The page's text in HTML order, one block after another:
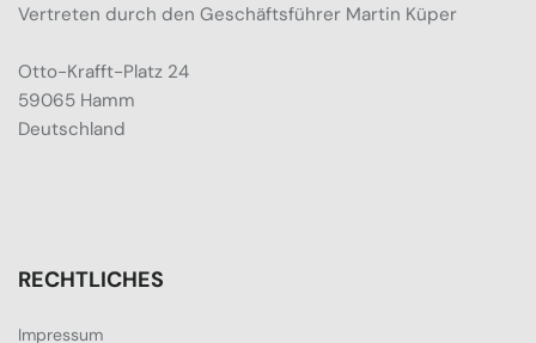
Vertreten durch den Geschäftsführer Martin Küper
Otto-Krafft-Platz 24
59065 Hamm
Deutschland
RECHTLICHES
Impressum